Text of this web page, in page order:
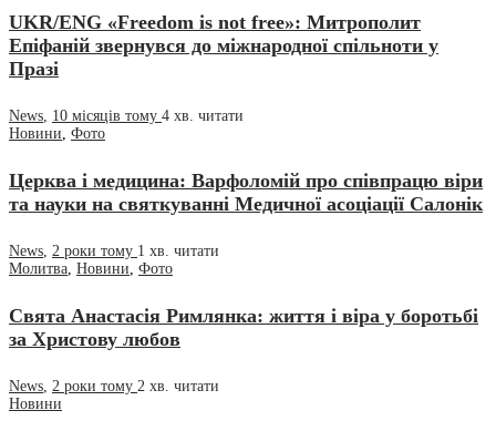
UKR/ENG «Freedom is not free»: Митрополит
Епіфаній звернувся до міжнародної спільноти у
Празі
News, 10 місяців тому 4 хв. читати
Новини, Фото
Церква і медицина: Варфоломій про співпрацю віри
та науки на святкуванні Медичної асоціації Салонік
News, 2 роки тому 1 хв. читати
Молитва, Новини, Фото
Свята Анастасія Римлянка: життя і віра у боротьбі
за Христову любов
News 2 роки тому 2 хв. читати
Новини